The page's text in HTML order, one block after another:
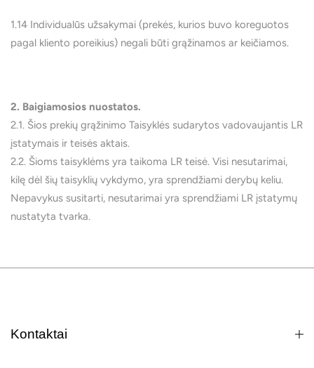
1.14 Individualūs užsakymai (prekės, kurios buvo koreguotos
pagal kliento poreikius) negali būti grąžinamos ar keičiamos.
2. Baigiamosios nuostatos.
2.1. Šios prekių grąžinimo Taisyklės sudarytos vadovaujantis LR
įstatymais ir teisės aktais.
2.2. Šioms taisyklėms yra taikoma LR teisė. Visi nesutarimai,
kilę dėl šių taisyklių vykdymo, yra sprendžiami derybų keliu.
Nepavykus susitarti, nesutarimai yra sprendžiami LR įstatymų
nustatyta tvarka.
Kontaktai